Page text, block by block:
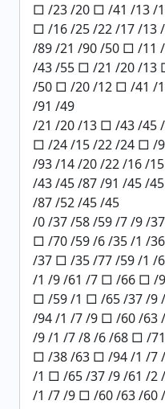
□ /23 /20 □ /41 /13 /
□ /16 /25 /22 /17 /
/89 /21 /90 /50 □ /11
/43 /55 □ /21 /20 /13
/50 □ /20 /12 □ /41 /
/91 /49
/21 /20 /13 □ /43 /45
□ /24 /15 /22 /24 □ /
/93 /14 /20 /22 /16 /
/43 /45 /87 /91 /45 /
/87 /52 /45 /45
/0 /37 /58 /59 /7 /9 /
□ /70 /59 /6 /35 /1 /
/37 □ /35 /77 /59 /1 /
/1 /9 /61 /7 □ /66 □ /
□ /59 /1 □ /65 /37 /9
/94 /1 /7 /9 □ /60 /63
/9 /1 /7 /8 /6 /68 □ /
□ /38 /63 □ /94 /1 /7
/1 □ /65 /37 /9 /61 /2
/1 /7 /9 □ /60 /63 /60